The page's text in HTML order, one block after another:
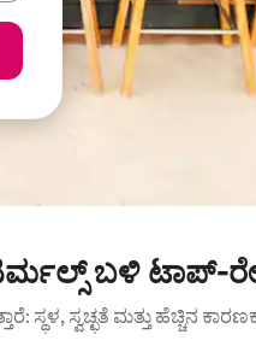
ಬಳಿ ಟಾಪ್-
ಸ್ಥಳ, ಸ್ವಚ್ಛತೆ ಮತ್ತು ಹೆಚ್ಚಿನ